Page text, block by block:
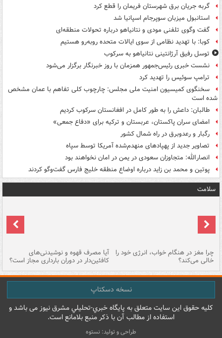
گربه جریان برق شهرستان فریمان را قطع کرد
استانبول میزبان سوپرجام اسپانیا شد
گفت وگوی تلفنی مودی و نتانیاهو درباره تحولات منطقه‌ای
کوبا: با تهدید نظامی از سوی ایالات متحده روبه‌رو هستیم
توسل رفیق آرژانتینی نتانیاهو به سرکوب
نشست خبری رئیس‌جمهور همزمان با روز خبرنگار برگزار می‌شود
ترامپ سوئیس را تهدید کرد
سخنگوی کمیسیون امنیت ملی مجلس: چارچوب کلی تفاهم با عمان مشخص
شده است
طالبان: داعش را به طور کامل در افغانستان سرکوب کردیم
امضای سران پاکستان، عربستان و ترکیه برای «دفاع جمعی»
رگبار و رعدوبرق در راه شمال کشور
تصاویر جدید از پهپادهای منهدم‌شده آمریکا توسط سپاه
انصارالله: متجاوزان سعودی در یمن در امان نخواهند بود
پوتین و محمد بن زاید درباره اوضاع منطقه خلیج فارس گفت‌وگو کردند
سلامت
چرا مغز در هنگام خواب، انرژی خود را
خالی می‌کند؟
آیا مصرف قهوه و نوشیدنی‌های
کافئین‌دار در دوران بارداری مجاز است؟
نسخه دسکتاپ
کليه حقوق اين سايت متعلق به پایگاه خبري-تحليلي مشرق نيوز می باشد و
استفاده از مطالب آن با ذکر منبع بلامانع است.
طراحی و تولید: نستوه